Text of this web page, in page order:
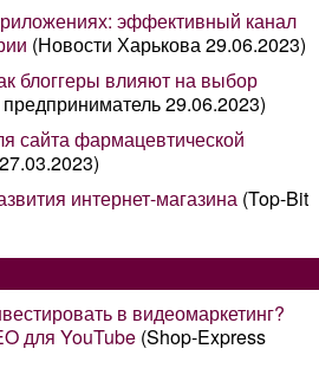
эффективный канал
(Новости Харькова 29.06.2023)
блоггеры влияют на выбор
29.06.2023)
сайта фармацевтической
интернет-магазина (Top-Bit
в видеомаркетинг?
для YouTube (Shop-Express